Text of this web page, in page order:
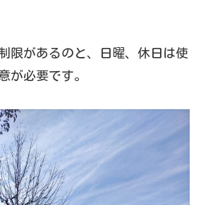
限があるのと、日曜、休日は使
が必要です。